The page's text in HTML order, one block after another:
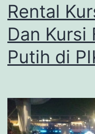
Rental
Dan Kursi
Putih di